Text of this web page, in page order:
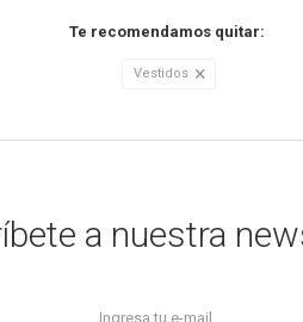
Te recomendamos quitar:
Vestidos
a nuestra